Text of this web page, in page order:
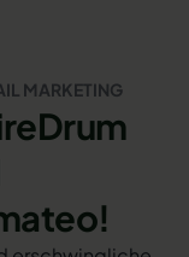
MARKETING